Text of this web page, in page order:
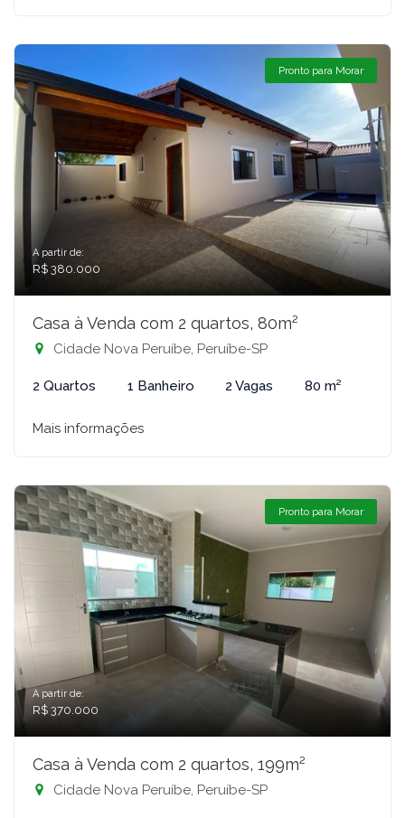
Pronto para Morar
A partir de:
R$ 380.000
Casa à Venda com 2 quartos, 80m²
Cidade Nova Peruíbe, Peruíbe-SP
2 Quartos 1 Banheiro 2 Vagas 80 m²
Mais informações
Pronto para Morar
A partir de:
R$ 370.000
Casa à Venda com 2 quartos, 199m²
Cidade Nova Peruíbe, Peruíbe-SP